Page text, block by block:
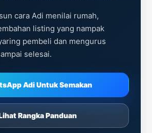
cara Adi menilai rumah,
listing yang nampak
pembeli dan mengurus
selesai.
Adi Untuk Semakan
Rangka Panduan